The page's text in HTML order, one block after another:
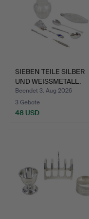
SIEBEN TEILE SILBER
UND WEISSMETALL,
ANFAN…
Beendet 3. Aug 2026
3 Gebote
48 USD